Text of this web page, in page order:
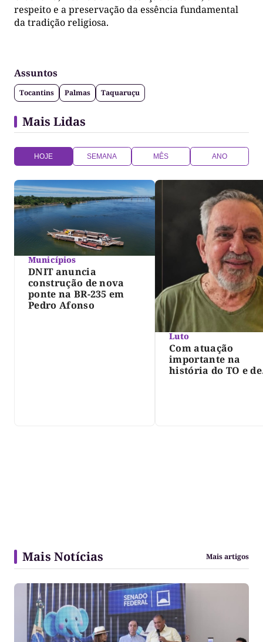
respeito e a preservação da essência fundamental
da tradição religiosa.
Assuntos
Tocantins Palmas Taquaruçu
Mais Lidas
HOJE SEMANA MÊS ANO
Municípios
DNIT anuncia
construção de nova
ponte na BR-235 em
Pedro Afonso
Luto
Com atuação
importante na
história do TO e de
Mais Notícias Mais artigos